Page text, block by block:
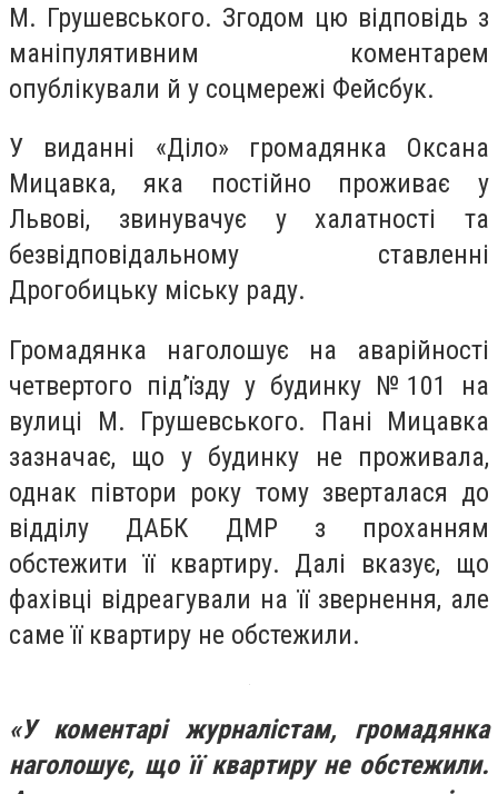
М. Грушевського. Згодом цю відповідь з
маніпулятивним коментарем
опублікували й у соцмережі Фейсбук.
У виданні «Діло» громадянка Оксана
Мицавка, яка постійно проживає у
Львові, звинувачує у халатності та
безвідповідальному ставленні
Дрогобицьку міську раду.
Громадянка наголошує на аварійності
четвертого під’їзду у будинку №101 на
вулиці М. Грушевського. Пані Мицавка
зазначає, що у будинку не проживала,
однак півтори року тому зверталася до
відділу ДАБК ДМР з проханням
обстежити її квартиру. Далі вказує, що
фахівці відреагували на її звернення, але
саме її квартиру не обстежили.
«У коментарі журналістам, громадянка
наголошує, що її квартиру не обстежили.